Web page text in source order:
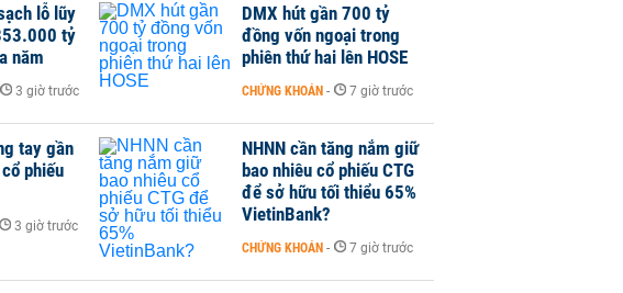
lỗ lũy
tỷ
năm
3 giờ trước
DMX hút gần 700 tỷ
đồng vốn ngoại trong
phiên thứ hai lên HOSE
CHỨNG KHOÁN - 7 giờ trước
tay gần
phiếu
3 giờ trước
NHNN cần tăng nắm giữ
bao nhiêu cổ phiếu CTG
để sở hữu tối thiểu 65%
VietinBank?
CHỨNG KHOÁN - 7 giờ trước